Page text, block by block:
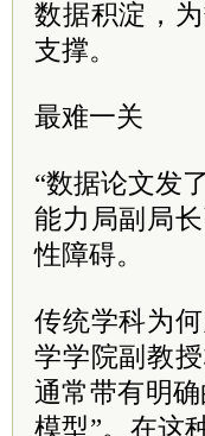
数据积淀，
支撑。
最难一关
“数据论文发
能力局副局
性障碍。
传统学科为
学学院副教
通常带有明
模型”。在这